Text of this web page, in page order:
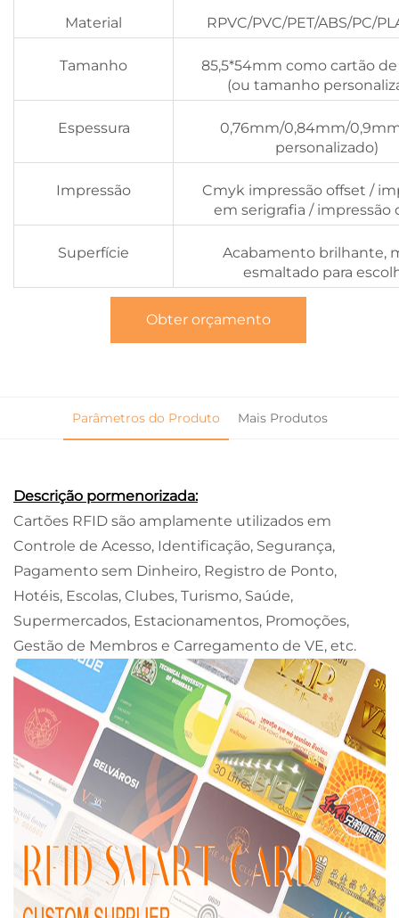
Material RPVC/PVC/PET/ABS/PC/
Tamanho
85,5*54mm como cartão
(ou tamanho
Espessura
0,76mm/0,84mm/
personalizado)
Impressão
Cmyk impressão offset /
em serigrafia / impressão
Superfície
Acabamento brilhante,
esmaltado para
Obter orçamento
Parâmetros do Produto Mais Produtos
Descrição pormenorizada:
Cartões RFID são amplamente utilizados em
Controle de Acesso, Identificação, Segurança,
Pagamento sem Dinheiro, Registro de Ponto,
Hotéis, Escolas, Clubes, Turismo, Saúde,
Supermercados, Estacionamentos, Promoções,
Gestão de Membros e Carregamento de VE, etc.